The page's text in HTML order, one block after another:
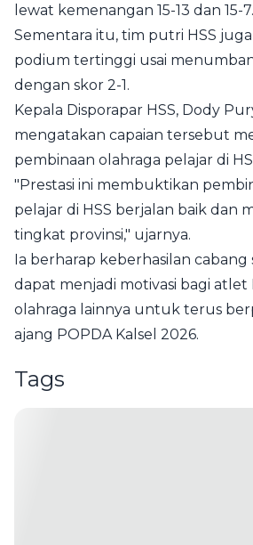
lewat kemenangan 15-13 dan 15-7.
Sementara itu, tim putri HSS
podium tertinggi usai
dengan skor 2-1.
Kepala Disporapar HSS, Dody
mengatakan capaian tersebut
pembinaan olahraga pelajar di
"Prestasi ini membuktikan
pelajar di HSS berjalan baik dan
tingkat provinsi," ujarnya.
Ia berharap keberhasilan cabang
dapat menjadi motivasi bagi atlet
olahraga lainnya untuk terus
ajang POPDA Kalsel 2026.
Tags